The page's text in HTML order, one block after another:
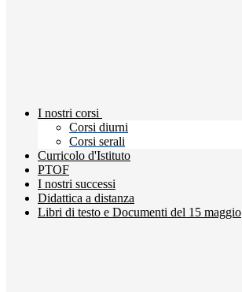
I nostri corsi
Corsi diurni
Corsi serali
Curricolo d'Istituto
PTOF
I nostri successi
Didattica a distanza
Libri di testo e Documenti del 15 maggio